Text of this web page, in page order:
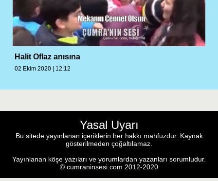
Halit Oflaz anısına
02 Ekim 2020 | 12:12
Yasal Uyarı
Bu sitede yayınlanan içeriklerin her hakkı mahfuzdur. Kaynak
gösterilmeden çoğaltılamaz.
Yayınlanan köşe yazıları ve yorumlardan yazanları sorumludur.
© cumraninsesi.com 2012-2020